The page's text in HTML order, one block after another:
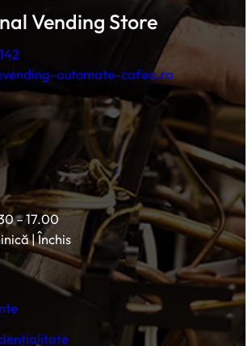
Vending Store
automate-cafea.ro
– 17.00
| Închis